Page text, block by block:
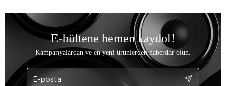
E-bültene hemen kaydol!
Kampanyalardan ve en yeni ürünlerden haberdar olun.